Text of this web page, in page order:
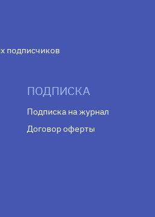
подписчиков
ПОДПИСКА
Подписка на журнал
Договор оферты